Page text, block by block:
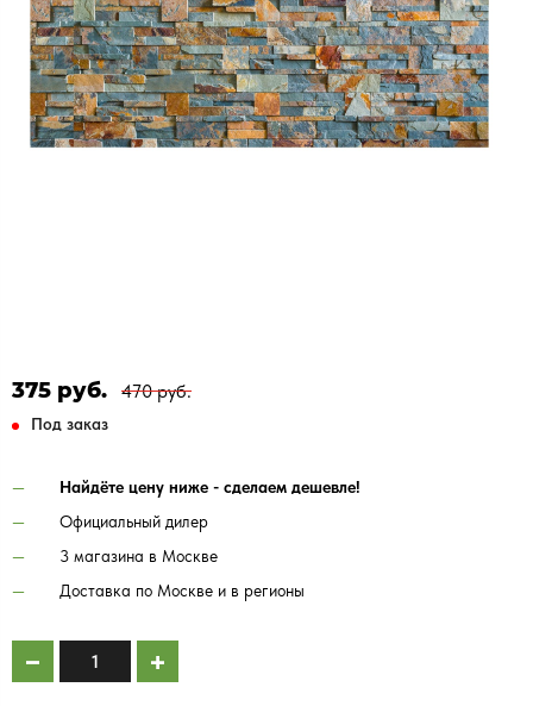
375 руб. 470 руб.
Под заказ
Найдёте цену ниже - сделаем дешевле!
Официальный дилер
3 магазина в Москве
Доставка по Москве и в регионы